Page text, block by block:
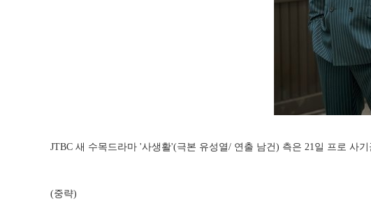
JTBC 새 수목드라마 '사생활'(극본 유성열/ 연출 남건) 측은 21일 프로 사
(중략)